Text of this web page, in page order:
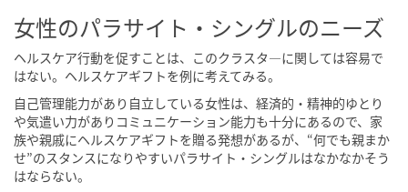
女性のパラサイト・シングルのニーズ
ヘルスケア行動を促すことは、このクラスタ―に関しては容易で
はない。ヘルスケアギフトを例に考えてみる。
自己管理能力があり自立している女性は、経済的・精神的ゆとり
や気遣い力がありコミュニケーション能力も十分にあるので、家
族や親戚にヘルスケアギフトを贈る発想があるが、 “何でも親まか
せ”のスタンスになりやすいパラサイト・シングルはなかなかそう
はならない。